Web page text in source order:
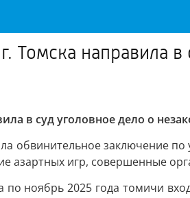
Томска направила
в суд уголовное дело о
обвинительное заключение
азартных игр, совершенные
по ноябрь 2025 года томичи